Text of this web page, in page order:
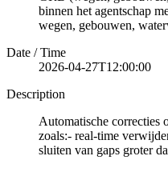
binnen het agentschap
wegen, gebouwen,
Date / Time
2026-04-27T12:00:00
Description
Automatische correcties
zoals:- real-time
sluiten van gaps groter